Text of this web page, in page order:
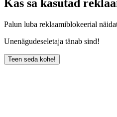
Kas sa kasutad
Palun luba reklaamiblokeerial
Unenägudeseletaja tänab sind!
Teen seda kohe!